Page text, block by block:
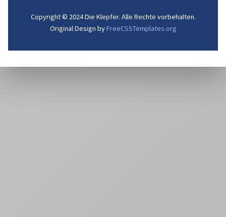
Copyright © 2024 Die Klepfer. Alle Rechte vorbehalten.
Original Design byFreeCSSTemplates.org